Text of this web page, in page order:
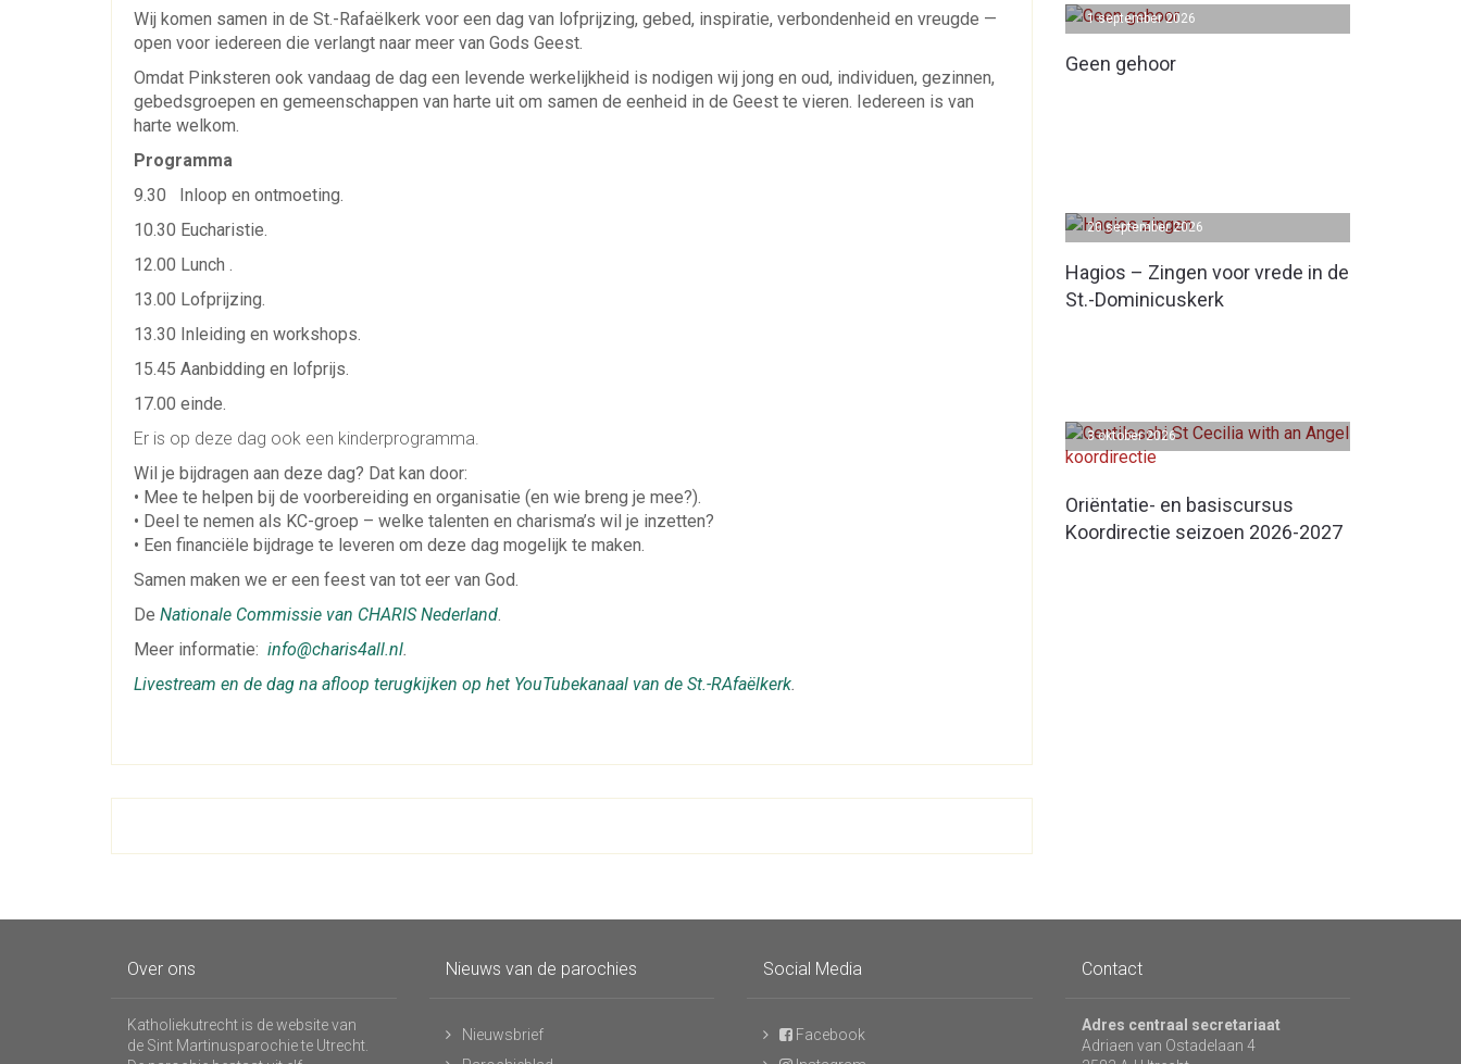
Wij komen samen in de St.-Rafaëlkerk voor een dag van lofprijzing, gebed, inspiratie, verbondenheid en vreugde —
open voor iedereen die verlangt naar meer van Gods Geest.
Omdat Pinksteren ook vandaag de dag een levende werkelijkheid is nodigen wij jong en oud, individuen, gezinnen,
gebedsgroepen en gemeenschappen van harte uit om samen de eenheid in de Geest te vieren. Iedereen is van
harte welkom.
Programma
9.30 Inloop en ontmoeting.
10.30 Eucharistie.
12.00 Lunch .
13.00 Lofprijzing.
13.30 Inleiding en workshops.
15.45 Aanbidding en lofprijs.
17.00 einde.
Er is op deze dag ook een kinderprogramma.
Wil je bijdragen aan deze dag? Dat kan door:
• Mee te helpen bij de voorbereiding en organisatie (en wie breng je mee?).
• Deel te nemen als KC-groep – welke talenten en charisma’s wil je inzetten?
• Een financiële bijdrage te leveren om deze dag mogelijk te maken.
Samen maken we er een feest van tot eer van God.
De Nationale Commissie van CHARIS Nederland.
Meer informatie: info@charis4all.nl.
Livestream en de dag na afloop terugkijken op het YouTubekanaal van de St.-RAfaëlkerk.
Geen gehoor
1 september 2026
Hagios – Zingen voor vrede in de
St.-Dominicuskerk
20 september 2026
Oriëntatie- en basiscursus
Koordirectie seizoen 2026-2027
3 oktober 2026
Over ons
Katholiekutrecht is de website van
de Sint Martinusparochie te Utrecht.
Nieuws van de parochies
Nieuwsbrief
Social Media
Facebook
Contact
Adres centraal secretariaat
Adriaen van Ostadelaan 4